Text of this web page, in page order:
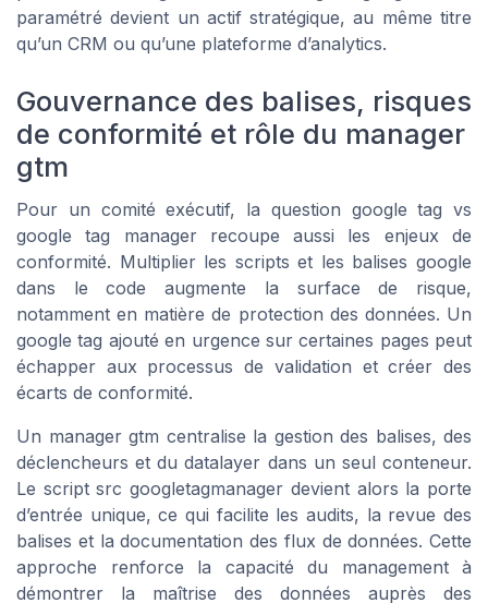
paramétré devient un actif stratégique, au même titre
qu’un CRM ou qu’une plateforme d’analytics.
Gouvernance des balises, risques
de conformité et rôle du manager
gtm
Pour un comité exécutif, la question google tag vs
google tag manager recoupe aussi les enjeux de
conformité. Multiplier les scripts et les balises google
dans le code augmente la surface de risque,
notamment en matière de protection des données. Un
google tag ajouté en urgence sur certaines pages peut
échapper aux processus de validation et créer des
écarts de conformité.
Un manager gtm centralise la gestion des balises, des
déclencheurs et du datalayer dans un seul conteneur.
Le script src googletagmanager devient alors la porte
d’entrée unique, ce qui facilite les audits, la revue des
balises et la documentation des flux de données. Cette
approche renforce la capacité du management à
démontrer la maîtrise des données auprès des